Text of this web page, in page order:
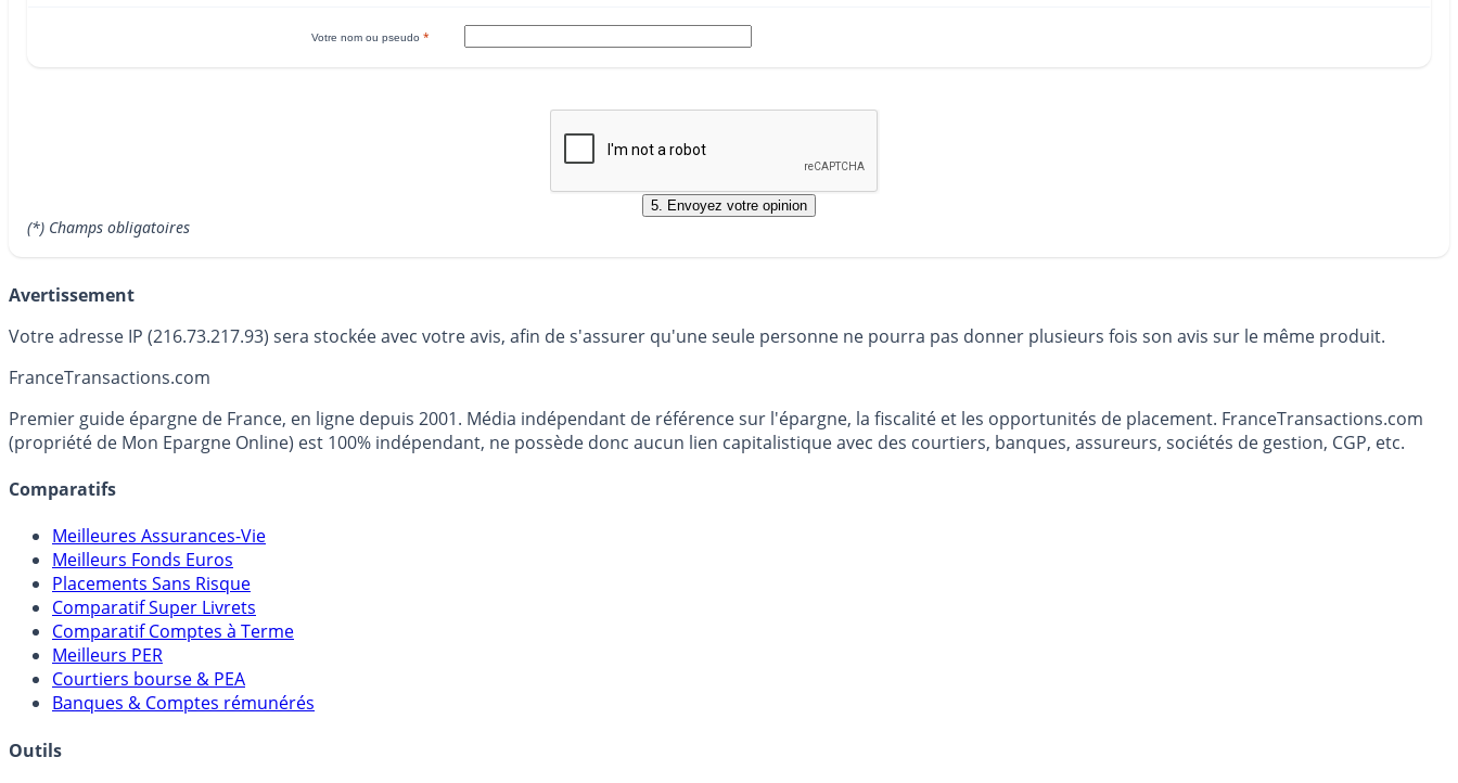
Votre nom ou pseudo *
(*) Champs obligatoires
Avertissement
Votre adresse IP (216.73.217.93) sera stockée avec votre avis, afin de s'assurer qu'une seule personne ne pourra pas donner plusieurs fois son avis sur le même produit.
FranceTransactions.com
Premier guide épargne de France, en ligne depuis 2001. Média indépendant de référence sur l'épargne, la fiscalité et les opportunités de placement. FranceTransactions.com
(propriété de Mon Epargne Online) est 100% indépendant, ne possède donc aucun lien capitalistique avec des courtiers, banques, assureurs, sociétés de gestion, CGP, etc.
Comparatifs
Meilleures Assurances-Vie
Meilleurs Fonds Euros
Placements Sans Risque
Comparatif Super Livrets
Comparatif Comptes à Terme
Meilleurs PER
Courtiers bourse & PEA
Banques & Comptes rémunérés
Outils